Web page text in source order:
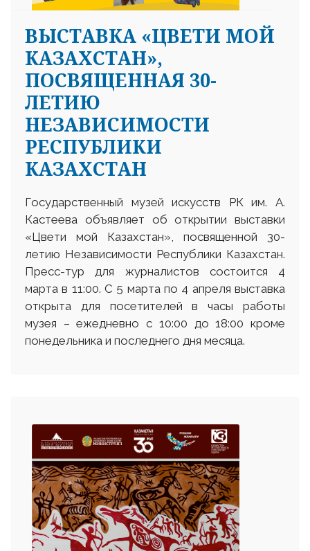
ВЫСТАВКА «ЦВЕТИ МОЙ
КАЗАХСТАН»,
ПОСВЯЩЕННАЯ 30-
ЛЕТИЮ
НЕЗАВИСИМОСТИ
РЕСПУБЛИКИ
КАЗАХСТАН
Государственный музей искусств РК им. А.
Кастеева объявляет об открытии выставки
«Цвети мой Казахстан», посвященной 30-
летию Независимости Республики Казахстан.
Пресс-тур для журналистов состоится 4
марта в 11:00. С 5 марта по 4 апреля выставка
открыта для посетителей в часы работы
музея – ежедневно с 10:00 до 18:00 кроме
понедельника и последнего дня месяца.